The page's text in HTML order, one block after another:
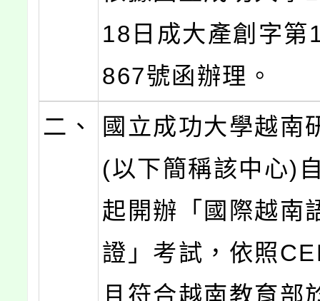
18日成大產創字第
867號函辦理。
二、
國立成功大學越南
(以下簡稱該中心)
起開辦「國際越南
證」考試，依照
且符合越南教育部